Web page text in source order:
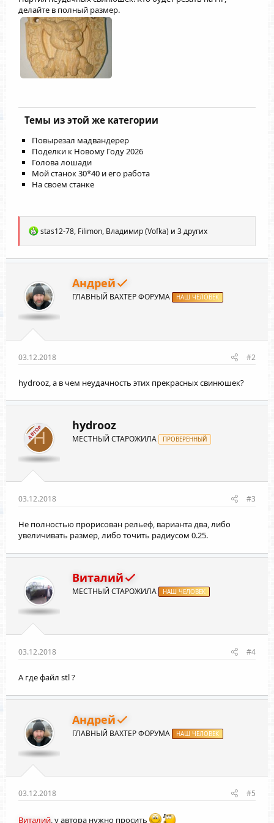
делайте в полный размер.
Темы из этой же категории
Повырезал мадвандерер
Поделки к Новому Году 2026
Голова лошади
Мой станок 30*40 и его работа
На своем станке
Р
а
к
и
и
:
stas12-78, Filimon, Владимир (Vofka) и 3 других
Андрей
ГЛАВНЫЙ ВАХТЕР ФОРУМА НАШ ЧЕЛОВЕК
03.12.2018 #2
hydrooz, а в чем неудачность этих прекрасных свинюшек?
АВТОР
H
hydrooz
МЕСТНЫЙ СТАРОЖИЛА ПРОВЕРЕННЫЙ
03.12.2018 #3
Не полностью прорисован рельеф, варианта два, либо
увеличивать размер, либо точить радиусом 0.25.
Виталий
МЕСТНЫЙ СТАРОЖИЛА НАШ ЧЕЛОВЕК
03.12.2018 #4
А где файл stl ?
Андрей
ГЛАВНЫЙ ВАХТЕР ФОРУМА НАШ ЧЕЛОВЕК
03.12.2018 #5
Виталий, у автора нужно просить